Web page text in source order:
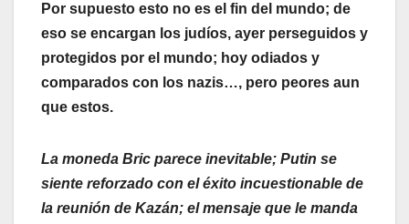
Por supuesto esto no es el fin del mundo; de
eso se encargan los judíos, ayer perseguidos y
protegidos por el mundo; hoy odiados y
comparados con los nazis…, pero peores aun
que estos.
La moneda Bric parece inevitable; Putin se
siente reforzado con el éxito incuestionable de
la reunión de Kazán; el mensaje que le manda